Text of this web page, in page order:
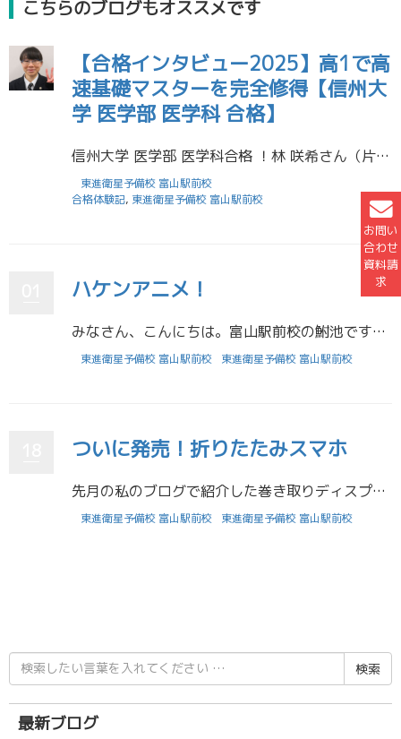
お問い
合わせ
資料請
求
こちらのブログもオススメです
【合格インタビュー2025】高1で高
速基礎マスターを完全修得【信州大
学 医学部 医学科 合格】
信州大学 医学部 医学科合格 ！林 咲希さん（片山学園高校 卒業） 高1のうちに東進の高速基礎マスター講座で、共通テストに必要な英単語と英熟語を完全修得しました。このことで英語が得意科目になり合格出来たと思います。閉館ギ […]
東進衛星予備校 富山駅前校
合格体験記, 東進衛星予備校 富山駅前校
ハケンアニメ！
みなさん、こんにちは。富山駅前校の鮒池です。 今回もおすすめの映画を紹介します。 『ハケンアニメ！』 （2022年日本） 辻村深月原作。公務員からアニメ業界に転職したアニメ監督を中心にアニメ業界で奮闘する人々の […]
東進衛星予備校 富山駅前校 東進衛星予備校 富山駅前校
ついに発売！折りたたみスマホ
先月の私のブログで紹介した巻き取りディスプレイのスマホ、コンセプトモデルから一歩進んだ試作機がOPPO社からついにお披露目となりました。 かなり完成度が高いので、発売も近いのではないでしょうか。 折りたたみスマホも発売さ […]
東進衛星予備校 富山駅前校 東進衛星予備校 富山駅前校
検
索
結
果:
最新ブログ